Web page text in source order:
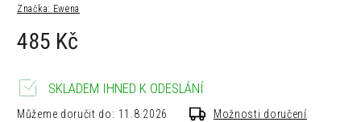
Značka: Ewena
485 Kč
SKLADEM IHNED K ODESLÁNÍ
Můžeme doručit do: 11.8.2026 Možnosti doručení